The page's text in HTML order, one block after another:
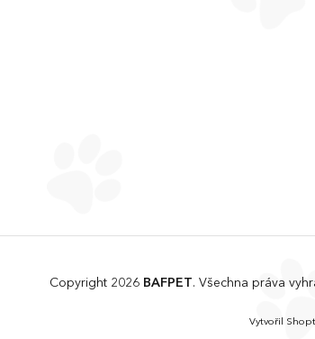
Vytvořil
Copyright 2026 BAFPET. Všechna práva